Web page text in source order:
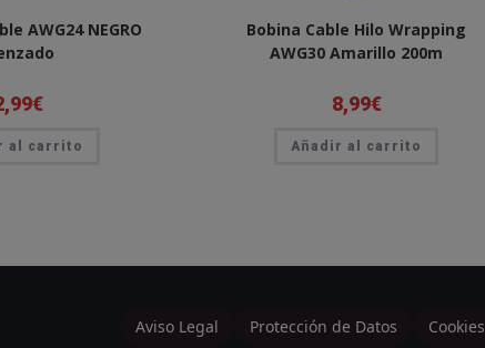
AWG24 NEGRO
€
al carrito
Bobina Cable Hilo Wrapping
AWG30 Amarillo 200m
8,99€
Añadir al carrito
Aviso Legal Protección de Datos Cookies